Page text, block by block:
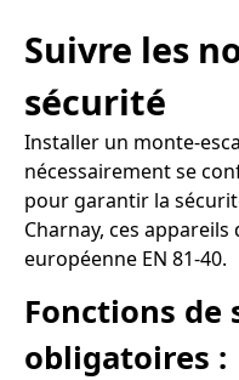
Suivre les
sécurité
Installer un monte-
nécessairement se
pour garantir la
Charnay, ces
européenne EN 81-40.
Fonctions de
obligatoires :